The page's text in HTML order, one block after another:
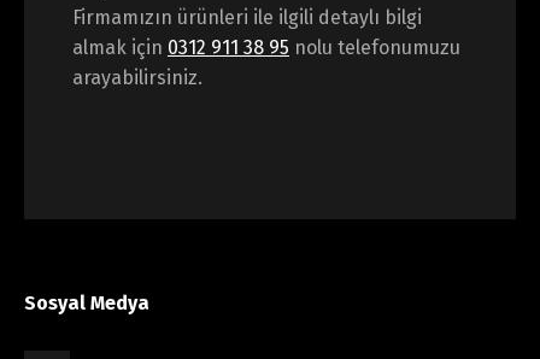
Firmamızın ürünleri ile ilgili detaylı bilgi
almak için 0312 911 38 95 nolu telefonumuzu
arayabilirsiniz.
Sosyal Medya